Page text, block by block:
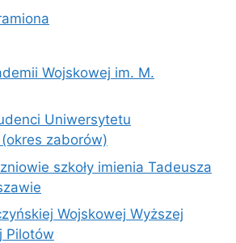
Wojskowej im. M.
Uniwersytetu
zaborów)
szkoły imienia Tadeusza
Wojskowej Wyższej
Pilotów